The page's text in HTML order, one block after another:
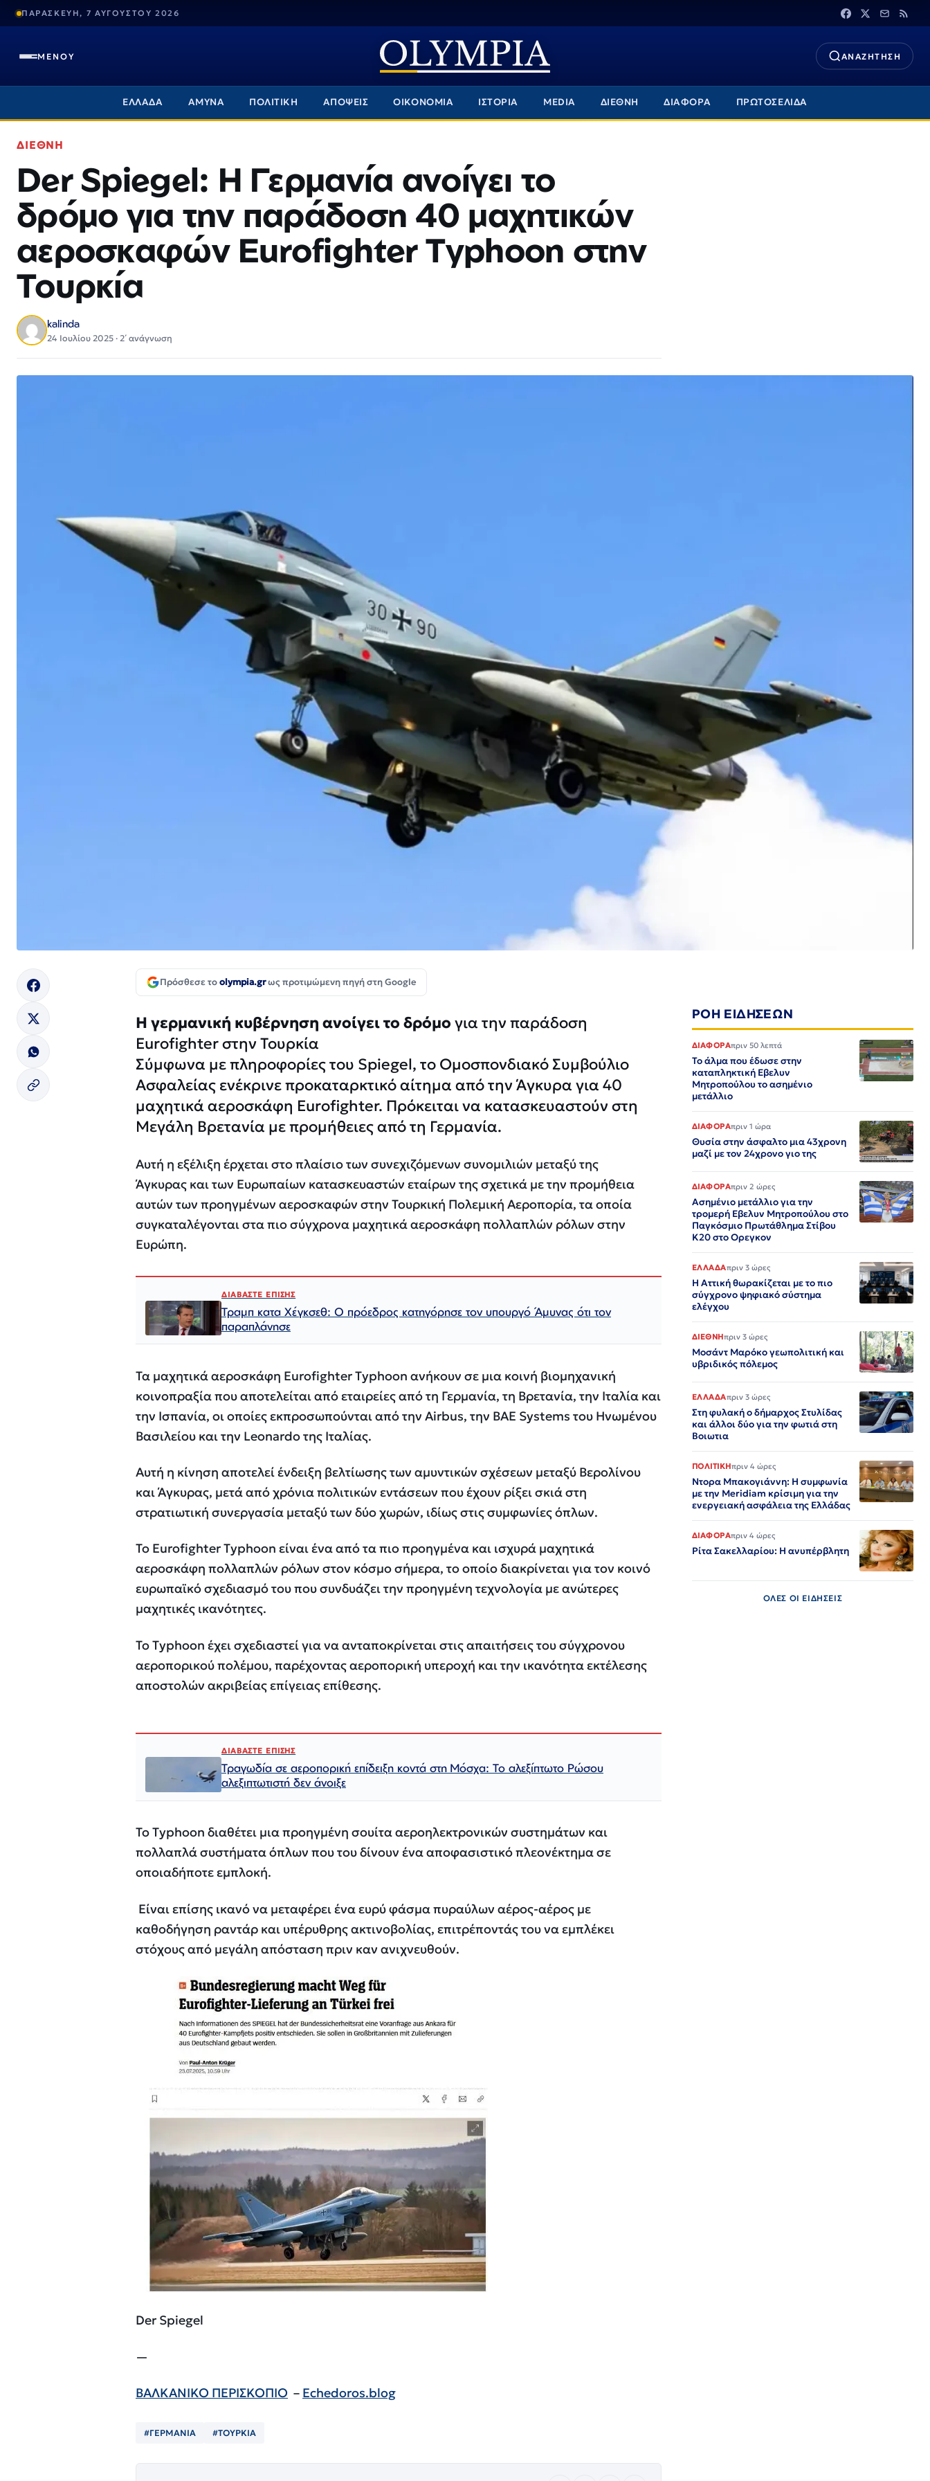
ΠΑΡΑΣΚΕΥΗ, 7 ΑΥΓΟΥΣΤΟΥ 2026
ΜΕΝΟΥ ΑΝΑΖΗΤΗΣΗ
ΕΛΛΑΔΑ ΑΜΥΝΑ ΠΟΛΙΤΙΚΗ ΑΠΟΨΕΙΣ ΟΙΚΟΝΟΜΙΑ ΙΣΤΟΡΙΑ MEDIA ΔΙΕΘΝΗ ΔΙΑΦΟΡΑ ΠΡΩΤΟΣΕΛΙΔΑ
ΔΙΕΘΝΗ
Der Spiegel: Η Γερμανία ανοίγει το
δρόμο για την παράδοση 40 μαχητικών
αεροσκαφών Eurofighter Typhoon στην
Τουρκία
kalinda
24 Ιουλίου 2025 · 2΄ ανάγνωση
Πρόσθεσε τοolympia.grως προτιμώμενη πηγή στη Google
Η γερμανική κυβέρνηση ανοίγει το δρόμο για την παράδοση
Eurofighter στην Τουρκία
Σύμφωνα με πληροφορίες του Spiegel, το Ομοσπονδιακό Συμβούλιο
Ασφαλείας ενέκρινε προκαταρκτικό αίτημα από την Άγκυρα για 40
μαχητικά αεροσκάφη Eurofighter. Πρόκειται να κατασκευαστούν στη
Μεγάλη Βρετανία με προμήθειες από τη Γερμανία.
Αυτή η εξέλιξη έρχεται στο πλαίσιο των συνεχιζόμενων συνομιλιών μεταξύ της
Άγκυρας και των Ευρωπαίων κατασκευαστών εταίρων της σχετικά με την προμήθεια
αυτών των προηγμένων αεροσκαφών στην Τουρκική Πολεμική Αεροπορία, τα οποία
συγκαταλέγονται στα πιο σύγχρονα μαχητικά αεροσκάφη πολλαπλών ρόλων στην
Ευρώπη.
ΔΙΑΒΑΣΤΕ ΕΠΙΣΗΣ
Τραμπ κατα Χέγκσεθ: Ο πρόεδρος κατηγόρησε τον υπουργό Άμυνας ότι τον
παραπλάνησε
Τα μαχητικά αεροσκάφη Eurofighter Typhoon ανήκουν σε μια κοινή βιομηχανική
κοινοπραξία που αποτελείται από εταιρείες από τη Γερμανία, τη Βρετανία, την Ιταλία και
την Ισπανία, οι οποίες εκπροσωπούνται από την Airbus, την BAE Systems του Ηνωμένου
Βασιλείου και την Leonardo της Ιταλίας.
Αυτή η κίνηση αποτελεί ένδειξη βελτίωσης των αμυντικών σχέσεων μεταξύ Βερολίνου
και Άγκυρας, μετά από χρόνια πολιτικών εντάσεων που έχουν ρίξει σκιά στη
στρατιωτική συνεργασία μεταξύ των δύο χωρών, ιδίως στις συμφωνίες όπλων.
Το Eurofighter Typhoon είναι ένα από τα πιο προηγμένα και ισχυρά μαχητικά
αεροσκάφη πολλαπλών ρόλων στον κόσμο σήμερα, το οποίο διακρίνεται για τον κοινό
ευρωπαϊκό σχεδιασμό του που συνδυάζει την προηγμένη τεχνολογία με ανώτερες
μαχητικές ικανότητες.
Το Typhoon έχει σχεδιαστεί για να ανταποκρίνεται στις απαιτήσεις του σύγχρονου
αεροπορικού πολέμου, παρέχοντας αεροπορική υπεροχή και την ικανότητα εκτέλεσης
αποστολών ακριβείας επίγειας επίθεσης.
ΔΙΑΒΑΣΤΕ ΕΠΙΣΗΣ
Τραγωδία σε αεροπορική επίδειξη κοντά στη Μόσχα: Το αλεξίπτωτο Ρώσου
αλεξιπτωτιστή δεν άνοιξε
Το Typhoon διαθέτει μια προηγμένη σουίτα αεροηλεκτρονικών συστημάτων και
πολλαπλά συστήματα όπλων που του δίνουν ένα αποφασιστικό πλεονέκτημα σε
οποιαδήποτε εμπλοκή.
Είναι επίσης ικανό να μεταφέρει ένα ευρύ φάσμα πυραύλων αέρος-αέρος με
καθοδήγηση ραντάρ και υπέρυθρης ακτινοβολίας, επιτρέποντάς του να εμπλέκει
στόχους από μεγάλη απόσταση πριν καν ανιχνευθούν.
Der Spiegel
—
ΒΑΛΚΑΝΙΚΟ ΠΕΡΙΣΚΟΠΙΟ – Echedoros.blog
#ΓΕΡΜΑΝΙΑ #ΤΟΥΡΚΙΑ
ΡΟΗ ΕΙΔΗΣΕΩΝ
ΔΙΑΦΟΡΑπριν 50 λεπτά
Το άλμα που έδωσε στην
καταπληκτική Εβελυν
Μητροπούλου το ασημένιο
μετάλλιο
ΔΙΑΦΟΡΑπριν 1 ώρα
Θυσία στην άσφαλτο μια 43χρονη
μαζί με τον 24χρονο γιο της
ΔΙΑΦΟΡΑπριν 2 ώρες
Ασημένιο μετάλλιο για την
τρομερή Εβελυν Μητροπούλου στο
Παγκόσμιο Πρωτάθλημα Στίβου
Κ20 στο Ορεγκον
ΕΛΛΑΔΑπριν 3 ώρες
Η Αττική θωρακίζεται με το πιο
σύγχρονο ψηφιακό σύστημα
ελέγχου
ΔΙΕΘΝΗπριν 3 ώρες
Μοσάντ Μαρόκο γεωπολιτική και
υβριδικός πόλεμος
ΕΛΛΑΔΑπριν 3 ώρες
Στη φυλακή ο δήμαρχος Στυλίδας
και άλλοι δύο για την φωτιά στη
Βοιωτια
ΠΟΛΙΤΙΚΗπριν 4 ώρες
Ντορα Μπακογιάννη: Η συμφωνία
με την Meridiam κρίσιμη για την
ενεργειακή ασφάλεια της Ελλάδας
ΔΙΑΦΟΡΑπριν 4 ώρες
Ρίτα Σακελλαρίου: Η ανυπέρβλητη
ΟΛΕΣ ΟΙ ΕΙΔΗΣΕΙΣ